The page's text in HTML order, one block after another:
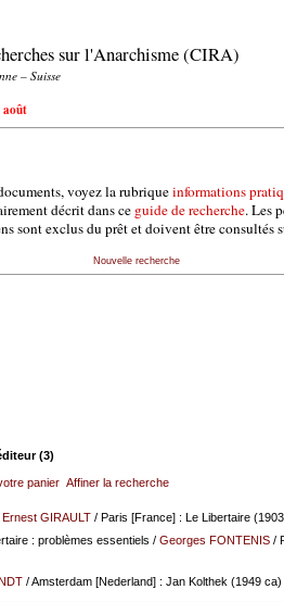
sur l'Anarchisme (CIRA)
– Suisse
août
voyez la rubriqueinformations
décrit dans ce guide de recherche. Les
sont exclus du prêt et doivent être consultés
Nouvelle recherche
(3)
panier Affiner la recherche
Ernest GIRAULT/ Paris [France] : Le Libertaire
: problèmes essentiels / Georges FONTENIS/
/ Amsterdam [Nederland] : Jan Kolthek (1949 ca)